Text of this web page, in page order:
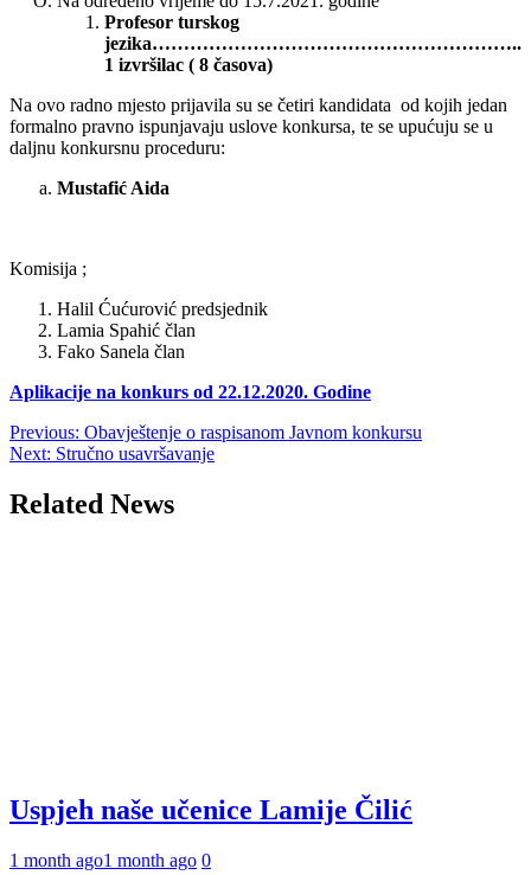
Profesor turskog
jezika…………………………………………………..
1 izvršilac ( 8 časova)
Na ovo radno mjesto prijavila su se četiri kandidata od kojih jedan
formalno pravno ispunjavaju uslove konkursa, te se upućuju se u
daljnu konkursnu proceduru:
Mustafić Aida
Komisija ;
Halil Ćućurović predsjednik
Lamia Spahić član
Fako Sanela član
Aplikacije na konkurs od 22.12.2020. Godine
Post
navigation
Previous: Obavještenje o raspisanom Javnom konkursu
Next: Stručno usavršavanje
Related News
Uspjeh naše učenice Lamije Čilić
1 month ago1 month ago 0